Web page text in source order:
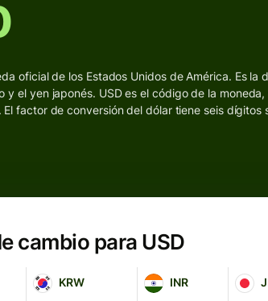
oficial de los Estados Unidos de América. Es la
y el yen japonés. USD es el código de la
El factor de conversión del dólar tiene seis dígitos
cambio para USD
KRW
KRW INR
INR JPY